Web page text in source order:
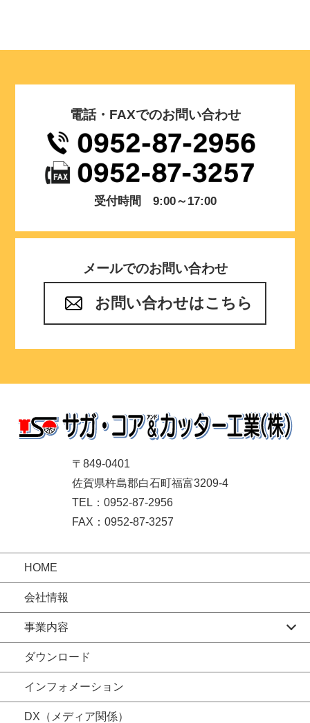
電話・FAXでのお問い合わせ
受付時間 9:00～17:00
メールでのお問い合わせ
お問い合わせはこちら
〒849-0401
佐賀県杵島郡白石町福富3209-4
TEL：0952-87-2956
FAX：0952-87-3257
HOME
会社情報
事業内容
ダウンロード
インフォメーション
DX（メディア関係）